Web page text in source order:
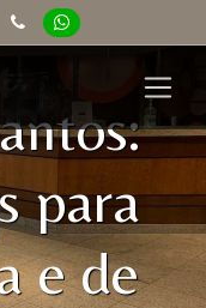
para
e de